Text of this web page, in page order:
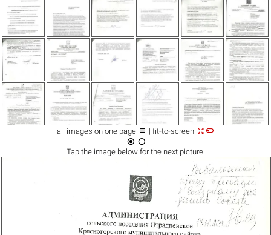
all images on one page  | fit-to-screen 
 
Tap the imagebelow for the next picture.